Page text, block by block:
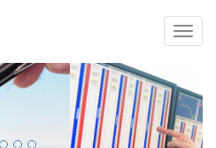
Toggle